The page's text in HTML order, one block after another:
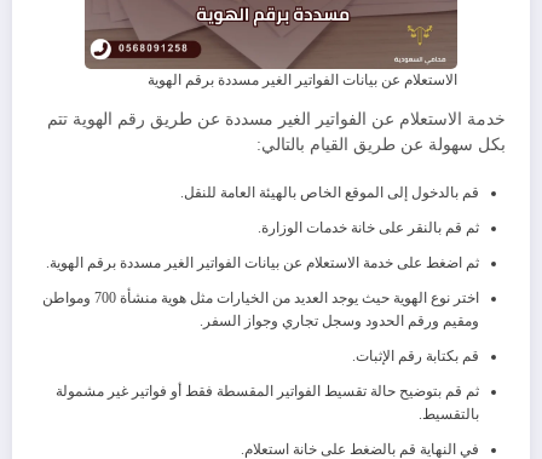
الاستعلام عن بيانات الفواتير الغير مسددة برقم الهوية
خدمة الاستعلام عن الفواتير الغير مسددة عن طريق رقم الهوية تتم
بكل سهولة عن طريق القيام بالتالي:
قم بالدخول إلى الموقع الخاص بالهيئة العامة للنقل.
ثم قم بالنقر على خانة خدمات الوزارة.
ثم اضغط على خدمة الاستعلام عن بيانات الفواتير الغير مسددة برقم الهوية.
اختر نوع الهوية حيث يوجد العديد من الخيارات مثل هوية منشأة 700 ومواطن
ومقيم ورقم الحدود وسجل تجاري وجواز السفر.
قم بكتابة رقم الإثبات.
ثم قم بتوضيح حالة تقسيط الفواتير المقسطة فقط أو فواتير غير مشمولة
بالتقسيط.
في النهاية قم بالضغط على خانة استعلام.